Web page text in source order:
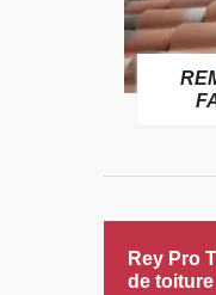
Rey Pro
de